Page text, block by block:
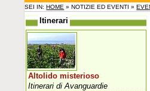
SEI IN:HOME » NOTIZIE ED EVENTI »
Itinerari
Altolido misterioso
Itinerari di Avanguardie